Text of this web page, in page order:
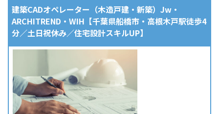
建築CADオペレーター（木造戸建・新築）Jw・
ARCHITREND・WIH【千葉県船橋市・高根木戸駅徒歩4
分／土日祝休み／住宅設計スキルUP】